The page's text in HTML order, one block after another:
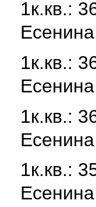
1к.кв.:
1к.кв.:
1к.кв.:
1к.кв.: